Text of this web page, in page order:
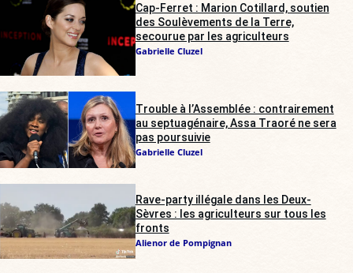
Cap-Ferret : Marion Cotillard, soutien
des Soulèvements de la Terre,
secourue par les agriculteurs
Gabrielle Cluzel
Trouble à l’Assemblée : contrairement
au septuagénaire, Assa Traoré ne sera
pas poursuivie
Gabrielle Cluzel
Rave-party illégale dans les Deux-
Sèvres : les agriculteurs sur tous les
fronts
Alienor de Pompignan